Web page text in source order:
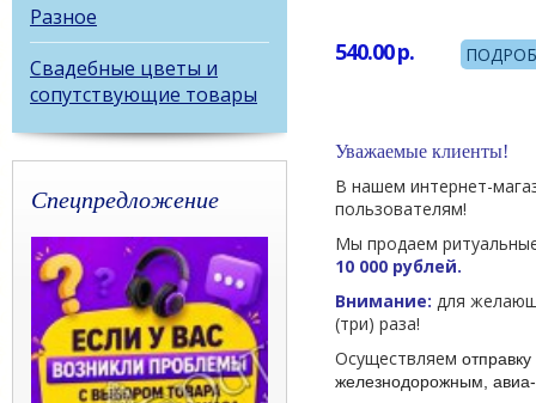
Разное
Свадебные цветы и
сопутствующие товары
Спецпредложение
540.00р.
Уважаемые клиенты!
В нашем интернет-
пользователям!
Мы продаем
10 000 рублей.
Внимание: для
(три) раза!
Осуществляем
железнодорожным,